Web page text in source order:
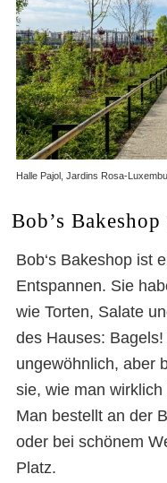
Halle Pajol, Jardins Rosa-
Bob’s
Bob‘s Bakeshop ist
Entspannen. Sie
wie Torten, Salate
des Hauses:
ungewöhnlich, aber
sie, wie man
Man bestellt an der
oder bei schönem
Platz.